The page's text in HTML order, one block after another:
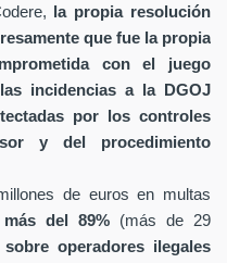
la propia resolución
que fue la propia
con el juego
incidencias a la DGOJ
por los controles
y del procedimiento
de euros en multas
más del 89% (más de 29
sobre operadores ilegales